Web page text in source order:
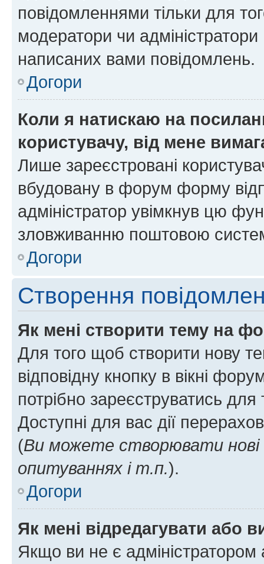
повідомленнями тільки для
модератори чи
написаних вами повідомлень.
Догори
Коли я натискаю на
користувачу, від мене
Лише зареєстровані
вбудовану в форум форму
адміністратор увімкнув цю
зловживанню поштовою
Догори
Створення
Як мені створити тему на
Для того щоб створити нову
відповідну кнопку в вікні
потрібно зареєструватись
Доступні для вас дії
(Ви можете створювати
опитуваннях і т.п.).
Догори
Як мені відредагувати або
Якщо ви не є